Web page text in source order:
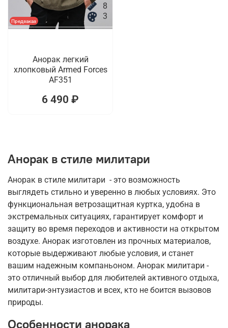
Предзаказ
8
3
Анорак легкий
хлопковый Armed Forces
AF351
6 490 ₽
Анорак в стиле милитари
Анорак в стиле милитари - это возможность
выглядеть стильно и уверенно в любых условиях. Это
функциональная ветрозащитная куртка, удобна в
экстремальных ситуациях, гарантирует комфорт и
защиту во время переходов и активности на открытом
воздухе. Анорак изготовлен из прочных материалов,
которые выдерживают любые условия, и станет
вашим надежным компаньоном. Анорак милитари -
это отличный выбор для любителей активного отдыха,
милитари-энтузиастов и всех, кто не боится вызовов
природы.
Особенности анорака